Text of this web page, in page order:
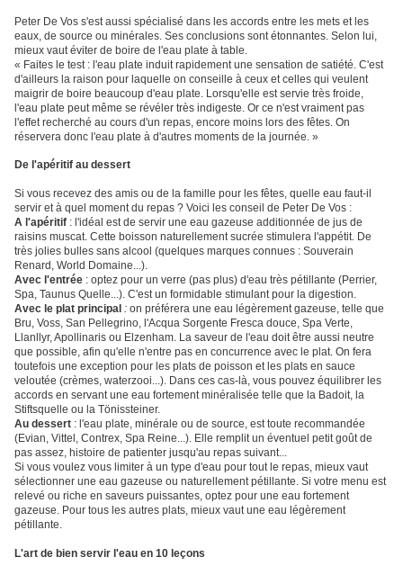
Peter De Vos s'est aussi spécialisé dans les accords entre les mets et les
eaux, de source ou minérales. Ses conclusions sont étonnantes. Selon lui,
mieux vaut éviter de boire de l'eau plate à table.
« Faites le test : l'eau plate induit rapidement une sensation de satiété. C'est
d'ailleurs la raison pour laquelle on conseille à ceux et celles qui veulent
maigrir de boire beaucoup d'eau plate. Lorsqu'elle est servie très froide,
l'eau plate peut même se révéler très indigeste. Or ce n'est vraiment pas
l'effet recherché au cours d'un repas, encore moins lors des fêtes. On
réservera donc l'eau plate à d'autres moments de la journée. »
De l'apéritif au dessert
Si vous recevez des amis ou de la famille pour les fêtes, quelle eau faut-il
servir et à quel moment du repas ? Voici les conseil de Peter De Vos :
A l'apéritif : l'idéal est de servir une eau gazeuse additionnée de jus de
raisins muscat. Cette boisson naturellement sucrée stimulera l'appétit. De
très jolies bulles sans alcool (quelques marques connues : Souverain
Renard, World Domaine...).
Avec l'entrée : optez pour un verre (pas plus) d'eau très pétillante (Perrier,
Spa, Taunus Quelle...). C'est un formidable stimulant pour la digestion.
Avec le plat principal : on préférera une eau légèrement gazeuse, telle que
Bru, Voss, San Pellegrino, l'Acqua Sorgente Fresca douce, Spa Verte,
Llanllyr, Apollinaris ou Elzenham. La saveur de l'eau doit être aussi neutre
que possible, afin qu'elle n'entre pas en concurrence avec le plat. On fera
toutefois une exception pour les plats de poisson et les plats en sauce
veloutée (crèmes, waterzooi...). Dans ces cas-là, vous pouvez équilibrer les
accords en servant une eau fortement minéralisée telle que la Badoit, la
Stiftsquelle ou la Tönissteiner.
Au dessert : l'eau plate, minérale ou de source, est toute recommandée
(Evian, Vittel, Contrex, Spa Reine...). Elle remplit un éventuel petit goût de
pas assez, histoire de patienter jusqu'au repas suivant...
Si vous voulez vous limiter à un type d'eau pour tout le repas, mieux vaut
sélectionner une eau gazeuse ou naturellement pétillante. Si votre menu est
relevé ou riche en saveurs puissantes, optez pour une eau fortement
gazeuse. Pour tous les autres plats, mieux vaut une eau légèrement
pétillante.
L'art de bien servir l'eau en 10 leçons